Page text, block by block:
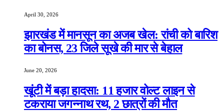
April 30, 2026
झारखंड में मानसून का अजब खेल: रांची को बारिश
का बोनस, 23 जिले सूखे की मार से बेहाल
June 20, 2026
खूंटी में बड़ा हादसा: 11 हजार वोल्ट लाइन से
टकराया जगन्नाथ रथ, 2 छात्रों की मौत